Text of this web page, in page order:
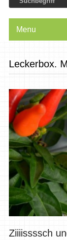
Menu
Leckerbox.
Ziiiissssch